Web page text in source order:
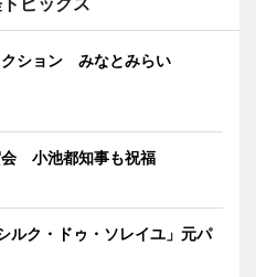
クション みなとみらい
会 小池都知事も祝福
ク・ドゥ・ソレイユ」元パ